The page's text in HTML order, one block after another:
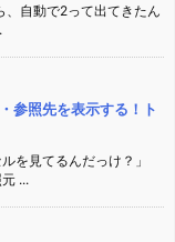
自動で2って出てきたん
参照先を表示する！ト
を見てるんだっけ？」
...